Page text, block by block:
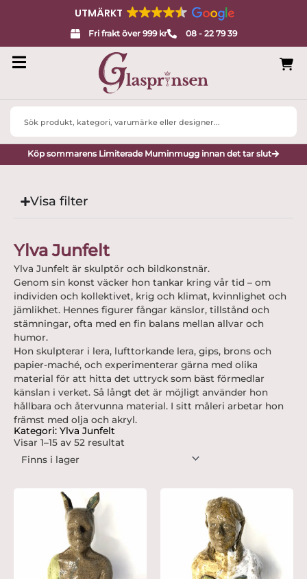
UTMÄRKT
Fri frakt över 999 kr 08 - 22 79 39
Search
Köp sommarens Limiterade Muminmugg innan det tar slut
Visa filter
Ylva Junfelt
Ylva Junfelt är skulptör och bildkonstnär.
Genom sin konst väcker hon tankar kring vår tid – om
individen och kollektivet, krig och klimat, kvinnlighet och
jämlikhet. Hennes figurer fångar känslor, tillstånd och
stämningar, ofta med en fin balans mellan allvar och
humor.
Hon skulpterar i lera, lufttorkande lera, gips, brons och
papier-maché, och experimenterar gärna med olika
material för att hitta det uttryck som bäst förmedlar
känslan i verket. Så långt det är möjligt använder hon
hållbara och återvunna material. I sitt måleri arbetar hon
främst med olja och akryl.
Kategori: Ylva Junfelt
Visar 1–15 av 52 resultat